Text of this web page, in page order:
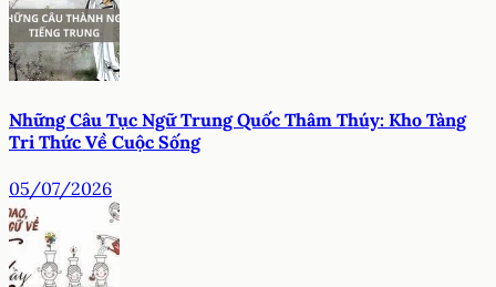
Những Câu Tục Ngữ Trung Quốc Thâm Thúy: Kho Tàng
Tri Thức Về Cuộc Sống
05/07/2026